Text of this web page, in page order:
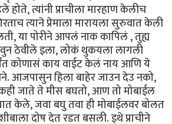
त्यांनी प्राचीला मारहाण केलीच
त्याने प्रेमाला मारायला सुरुवात केली
या पोरीने आपलं नाक कापिलं , तुह्य
ठेवीले इला, लोकं थुकयला लागली
कोणासं काय वाईट केलं नाय आणि ये
आजपासुन हिला बाहेर जाउन देउ नको,
जाते ते मीस बघतो, आण तो मोबाईल
केले, जवा बघु तवा ही मोबाईलवर बोलत
दोष देत रडत बसली. इथे प्राचीने